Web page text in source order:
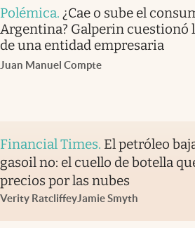
Polémica. ¿Cae o sube el
Argentina? Galperin cuestionó
de una entidad empresaria
Juan Manuel Compte
Financial Times. El petróleo
gasoil no: el cuello de botella
precios por las nubes
Verity RatcliffeyJamie Smyth